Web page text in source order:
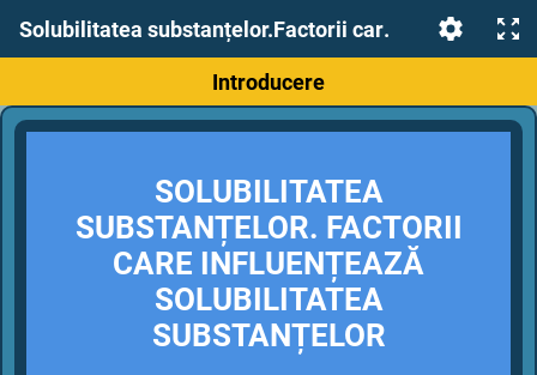
Solubilitatea substanțelor.Factorii care influențeaza solubilitatea
Introducere
SOLUBILITATEA
SUBSTANȚELOR. FACTORII
CARE INFLUENȚEAZĂ
SOLUBILITATEA
SUBSTANȚELOR